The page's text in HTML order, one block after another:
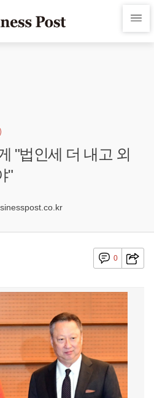
"법인세 더 내고 외
"
0